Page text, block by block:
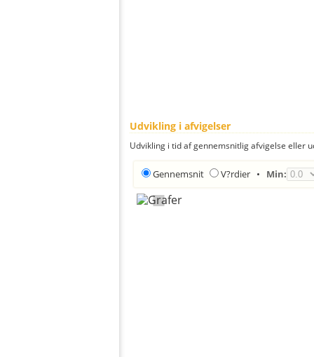
Udvikling i afvigelser
Udvikling i tid af gennemsnitlig afvigelse eller
Gennemsnit V?rdier • Min: